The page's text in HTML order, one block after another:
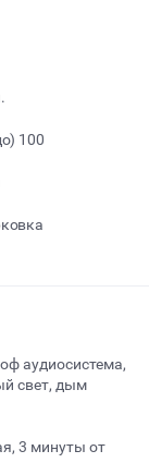
100
аудиосистема,
свет, дым
3 минуты от